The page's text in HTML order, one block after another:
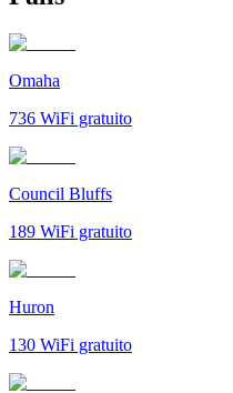
Omaha
736 WiFi gratuito
Council Bluffs
189 WiFi gratuito
Huron
130 WiFi gratuito